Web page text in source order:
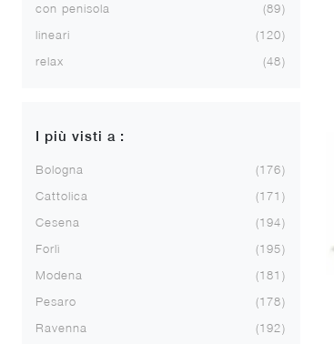
con penisola
89
lineari
120
relax
48
I più visti a :
Bologna
176
Cattolica
171
Cesena
194
Forlì
195
Modena
181
Pesaro
178
Ravenna
192